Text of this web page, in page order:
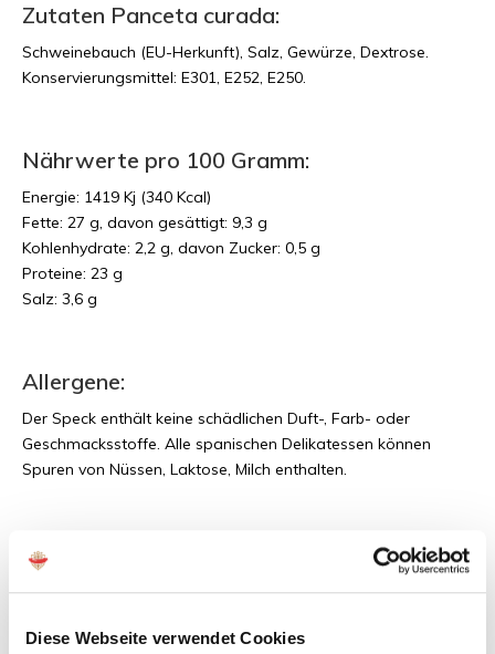
Diese Webseite verwendet Cookies
Zutaten Panceta curada:
Schweinebauch (EU-Herkunft), Salz, Gewürze, Dextrose.
Konservierungsmittel: E301, E252, E250.
Nährwerte pro 100 Gramm:
Energie: 1419 Kj (340 Kcal)
Fette: 27 g, davon gesättigt: 9,3 g
Kohlenhydrate: 2,2 g, davon Zucker: 0,5 g
Proteine: 23 g
Salz: 3,6 g
Allergene:
Der Speck enthält keine schädlichen Duft-, Farb- oder
Geschmacksstoffe. Alle spanischen Delikatessen können
Spuren von Nüssen, Laktose, Milch enthalten.
Haltbarkeit des Specks:
Außerhalb des Kühlschranks ist der Schweinebauch zwei
bei einer Temperatur von 4 Grad aufbewahrt. So bleibt er